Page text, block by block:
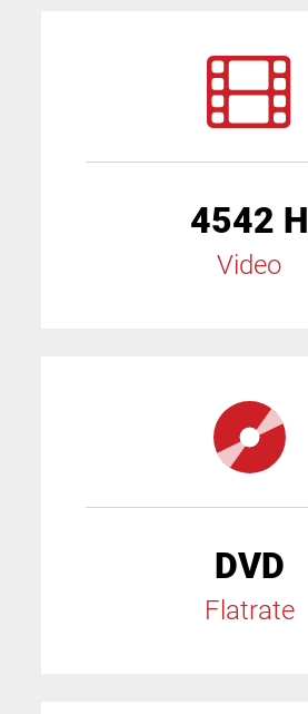
4542 H
Video
DVD
Flatrate